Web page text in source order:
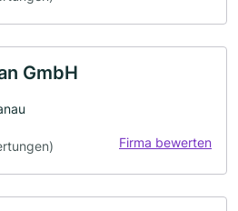
GmbH
Firma bewerten